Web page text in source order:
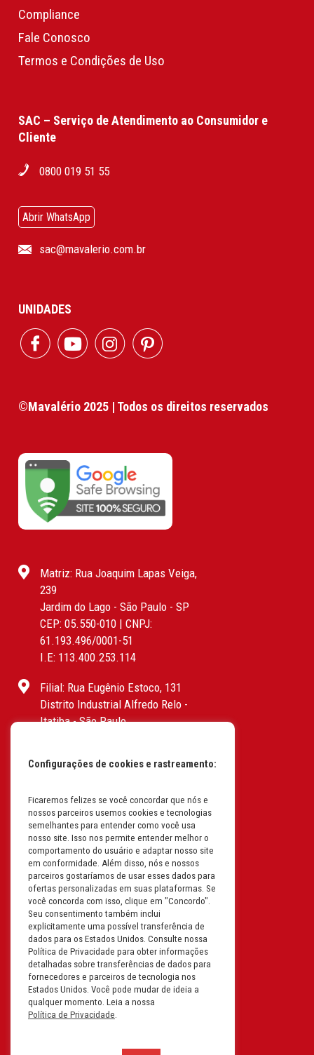
Compliance
Fale Conosco
Termos e Condições de Uso
SAC – Serviço de Atendimento ao Consumidor e
Cliente
0800 019 51 55
Abrir WhatsApp
sac@mavalerio.com.br
UNIDADES
©Mavalério 2025 | Todos os direitos reservados
Matriz: Rua Joaquim Lapas Veiga,
239
Jardim do Lago - São Paulo - SP
CEP: 05.550-010 | CNPJ:
61.193.496/0001-51
I.E: 113.400.253.114
Filial: Rua Eugênio Estoco, 131
Distrito Industrial Alfredo Relo -
Itatiba - São Paulo
I.E: 382.096.357.1147
Filial: Av. Odila Chaves Rodrigues,
1277
Parque industrial RM - Condomínio
Therapark - Jundiaí - São Paulo
CEP: 13.213-087 | CNPJ:
61.193.496/0018-08
I.E: 407.642.800.114
Filial: Rua em Projeto G, 728 – Letra A
B C D
Tabuleiro do Martins – Maceió -
Alagoas
CEP. 57081-036 | CNPJ:
61.193.496/0014-76
Configurações de cookies e rastreamento:
Ficaremos felizes se você concordar que nós e
nossos parceiros usemos cookies e tecnologias
semelhantes para entender como você usa
nosso site. Isso nos permite entender melhor o
comportamento do usuário e adaptar nosso site
em conformidade. Além disso, nós e nossos
parceiros gostaríamos de usar esses dados para
ofertas personalizadas em suas plataformas. Se
você concorda com isso, clique em "Concordo".
Seu consentimento também inclui
explicitamente uma possível transferência de
dados para os Estados Unidos. Consulte nossa
Política de Privacidade para obter informações
detalhadas sobre transferências de dados para
fornecedores e parceiros de tecnologia nos
Estados Unidos. Você pode mudar de ideia a
qualquer momento. Leia a nossa
Política de Privacidade.